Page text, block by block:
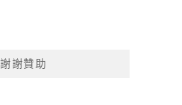
謝謝贊助